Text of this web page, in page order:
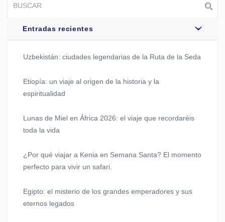
Entradas recientes
Uzbekistán: ciudades legendarias de la Ruta de la Seda
Etiopía: un viaje al origen de la historia y la
espiritualidad
Lunas de Miel en África 2026: el viaje que recordaréis
toda la vida
¿Por qué viajar a Kenia en Semana Santa? El momento
perfecto para vivir un safari.
Egipto: el misterio de los grandes emperadores y sus
eternos legados